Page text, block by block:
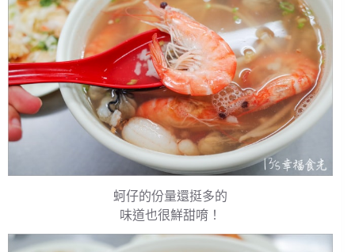
蚵仔的份量還挺多的
味道也很鮮甜唷！